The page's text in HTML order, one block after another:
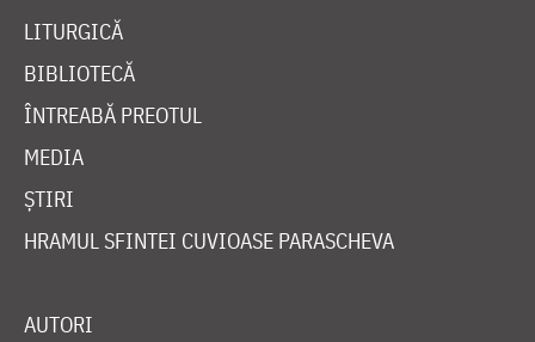
LITURGICĂ
BIBLIOTECĂ
ÎNTREABĂ PREOTUL
MEDIA
ȘTIRI
HRAMUL SFINTEI CUVIOASE PARASCHEVA
AUTORI